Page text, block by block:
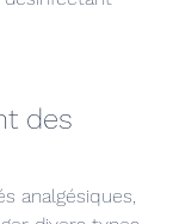
des
analgésiques,